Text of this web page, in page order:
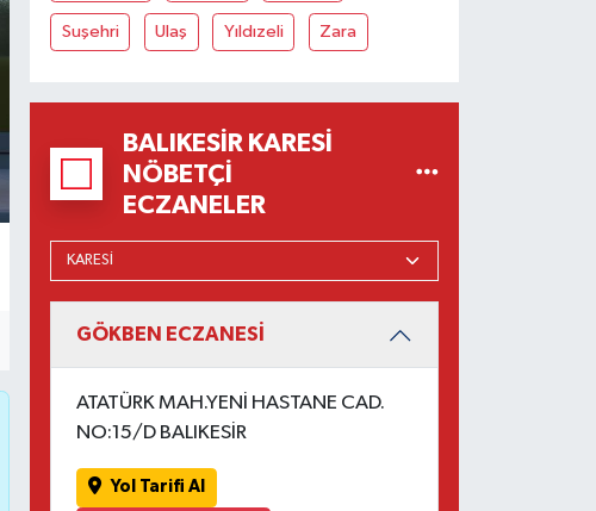
Suşehri Ulaş Yıldızeli Zara
BALIKESIR KARESI
NÖBETÇI
ECZANELER
GÖKBEN ECZANESİ
ATATÜRK MAH.YENİ HASTANE CAD.
NO:15/D BALIKESİR
Yol Tarifi Al